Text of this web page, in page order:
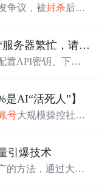
争议，被封杀后，
便捷使用DeepSeek，教你告别“服务器繁忙，请稍后再试”的烦恼
置API密钥、下载
是AI“活死人”】
号大规模操控社交
出台法规限制AI干
权，凸显数字时
引爆技术
的方法，通过大量